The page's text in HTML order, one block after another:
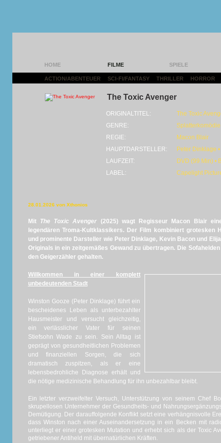
HOME FILME SPIELE
ACTION/ABENTEUER SCI-FI/FANTASY THRILLER HORROR
The Toxic Avenger
ORIGINALTITEL:
The Toxic
GENRE:
Splatterkomödie
REGIE:
Macon Blair
HAUPTDARSTELLER:
Peter Dinklage
LAUFZEIT:
DVD (99 Min) •
LABEL:
Capelight
28.01.2026 von Xthonios
Mit The Toxic Avenger (2025) wagt Regisseur Macon Blair
legendären Troma-Kultklassikers. Der Film kombiniert grotesken
und prominente Darsteller wie Peter Dinklage, Kevin Bacon und
Originals in ein zeitgemäßes Gewand zu übertragen. Die
den Geigerzähler gehalten.
Willkommen in einer komplett
unbedeutenden Stadt
Winston Gooze (Peter Dinklage) führt ein
bescheidenes Leben als unterbezahlter
Hausmeister und versucht gleichzeitig,
ein verlässlicher Vater für seinen
Stiefsohn Wade zu sein. Sein Alltag ist
geprägt von gesundheitlichen Problemen
und finanziellen Sorgen, die sich
dramatisch zuspitzen, als er eine
lebensbedrohliche Diagnose erhält und
die nötige medizinische Behandlung für ihn unbezahlbar bleibt.
Ein letzter verzweifelter Versuch, Unterstützung von seinem Chef
skrupellosen Unternehmer der Gesundheits- und
Demütigung. Der darauffolgende Konflikt setzt eine verhängnisvolle
dass Winston nach einer Auseinandersetzung in ein Becken mit
unterliegt er einer grotesken Mutation und erhebt sich als der Toxic
getriebener Antiheld mit übernatürlichen Kräften.